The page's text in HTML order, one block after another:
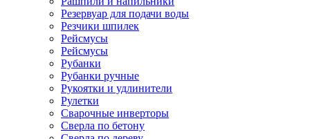
Резервуар для подачи воды
Резчики шпилек
Рейсмусы
Рейсмусы
Рубанки
Рубанки ручные
Рукоятки и удлинители
Рулетки
Сварочные инверторы
Сверла по бетону